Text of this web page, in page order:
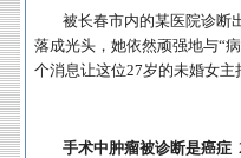
被长春市内的某医院诊断
落成光头，她依然顽强地与“
个消息让这位27岁的未婚女
手术中肿瘤被诊断是癌症